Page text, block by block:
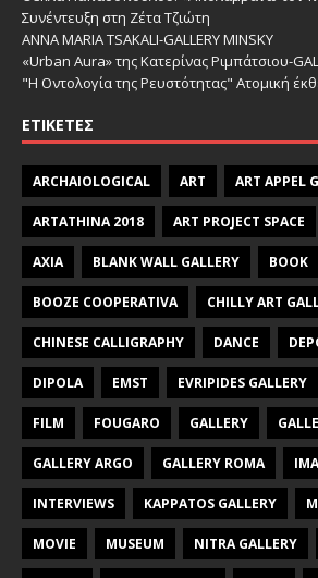
Συνέντευξη στη Ζέτα Τζιώτη
ANNA MARIA TSAKALI-GALLERY MINSKY
«Urban Aura» της Κατερίνας Ριμπάτσιου-
"Η Οντολογία της Ρευστότητας" Ατομική
ΕΤΙΚΈΤΕΣ
ARCHAIOLOGICAL ART ART APPEL
ARTATHINA 2018 ART PROJECT SPACE
AXIA BLANK WALL GALLERY BOOK
BOOZE COOPERATIVA CHILLY ART
CHINESE CALLIGRAPHY DANCE
DIPOLA EMST EVRIPIDES GALLERY
FILM FOUGARO GALLERY
GALLERY ARGO GALLERY ROMA
INTERVIEWS KAPPATOS GALLERY
MOVIE MUSEUM NITRA GALLERY